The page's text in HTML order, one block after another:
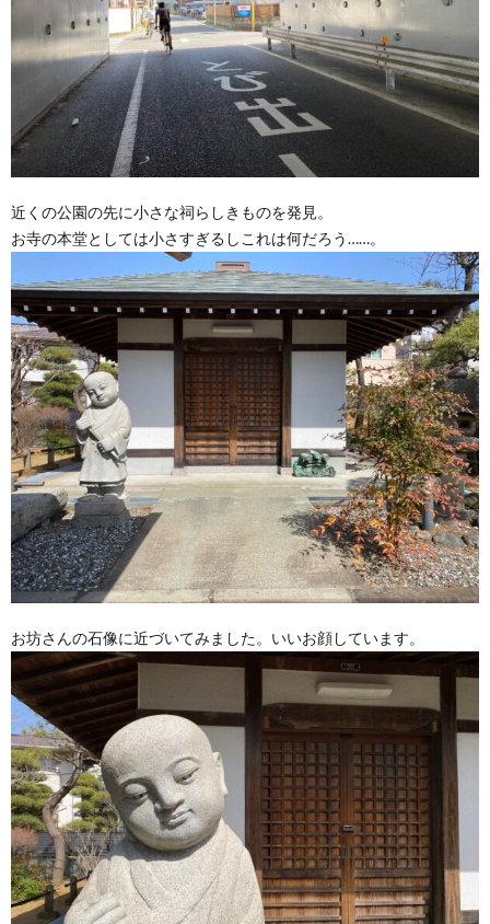
近くの公園の先に小さな祠らしきものを発見。
お寺の本堂としては小さすぎるしこれは何だろう……。
お坊さんの石像に近づいてみました。いいお顔しています。